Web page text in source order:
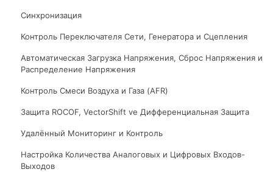
Синхронизация
Контроль Переключателя Сети, Генератора и Сцепления
Автоматическая Загрузка Напряжения, Сброс Напряжения и
Распределение Напряжения
Контроль Смеси Воздуха и Газа (AFR)
Защита ROCOF, VectorShift ve Дифференциальная Защита
Удалённый Мониторинг и Контроль
Настройка Количества Аналоговых и Цифровых Входов-
Выходов